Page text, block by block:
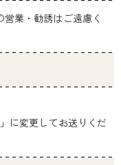
業・勧誘はご遠慮く
に変更してお送りくだ